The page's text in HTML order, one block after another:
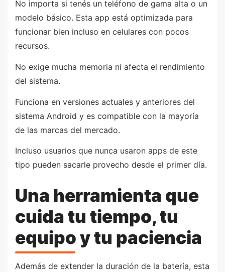
No importa si tenés un teléfono de gama alta o un
modelo básico. Esta app está optimizada para
funcionar bien incluso en celulares con pocos
recursos.
No exige mucha memoria ni afecta el rendimiento
del sistema.
Funciona en versiones actuales y anteriores del
sistema Android y es compatible con la mayoría
de las marcas del mercado.
Incluso usuarios que nunca usaron apps de este
tipo pueden sacarle provecho desde el primer día.
Una herramienta que
cuida tu tiempo, tu
equipo y tu paciencia
Además de extender la duración de la batería, esta